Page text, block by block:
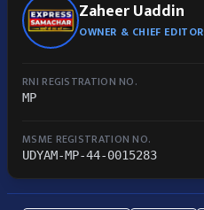
Zaheer Uaddin
OWNER & CHIEF EDITOR
RNI REGISTRATION NO.
MP
MSME REGISTRATION NO.
UDYAM-MP-44-0015283